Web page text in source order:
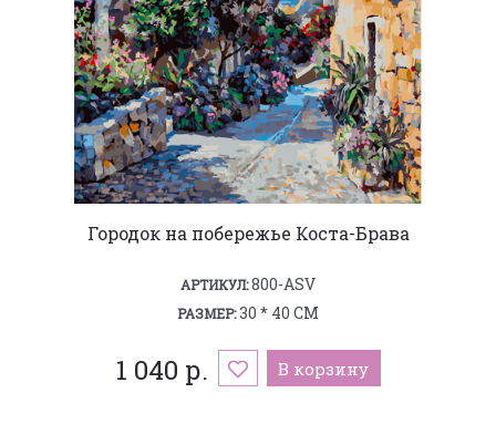
Городок на побережье Коста-Брава
АРТИКУЛ:800-ASV
РАЗМЕР:30 * 40 СМ
1 040 р. В корзину